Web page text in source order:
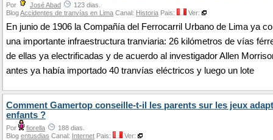
Por José Abad
123 dias.
BlogAccidentes de tranvías en Lima Canal: Historia Pais: Ver:
En junio de 1906 la Compañía del Ferrocarril Urbano de Lima ya
una importante infraestructura tranviaria: 26 kilómetros de vías
de ellas ya electrificadas y de acuerdo al investigador Allen
antes ya había importado 40 tranvías eléctricos y luego un lote
Comment Gamertop conseille-t-il les parents sur les jeux
enfants ?
Por fiorella
188 dias.
Blog entusdias Canal: Internet Pais: Ver: